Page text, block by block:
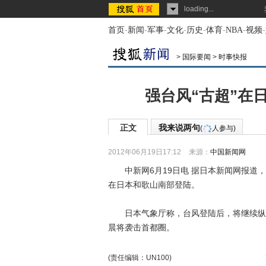
loading...
首页-新闻-军事-文化-历史-体育-NBA-视频-
> 国际要闻 > 时事快报
强台风“古超”在
正文 我来说两句( 人参与)
2012年06月19日17:12 来源： 中国新闻网
中新网6月19日电 据日本新闻网报道，
在日本和歌山南部登陆。
日本气象厅称，台风登陆后，将继续纵
晨将袭击首都圈。
(责任编辑：UN100)